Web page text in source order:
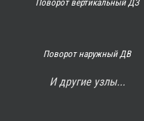
Поворот вертикальный ДЗ
Поворот наружный ДВ
И другие узлы...